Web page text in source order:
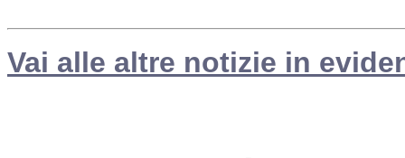
Vai alle altre notizie in